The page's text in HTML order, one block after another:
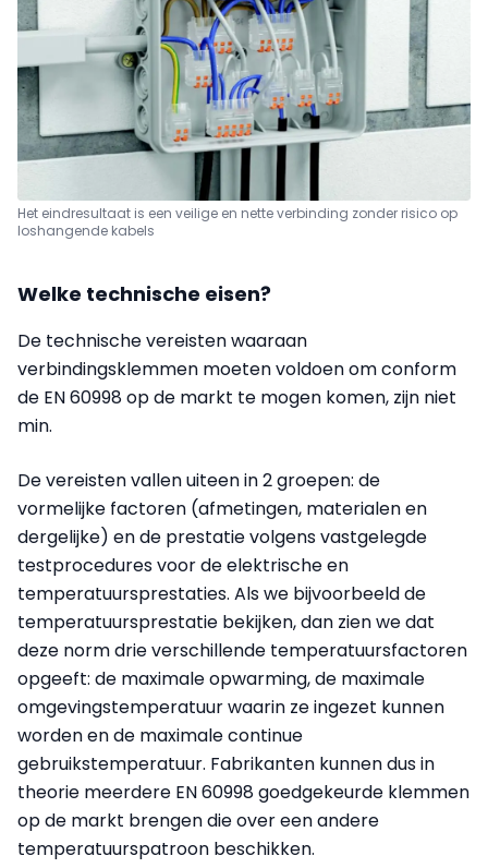
Het eindresultaat is een veilige en nette verbinding zonder risico op
loshangende kabels
Welke technische eisen?
De technische vereisten waaraan
verbindingsklemmen moeten voldoen om conform
de EN 60998 op de markt te mogen komen, zijn niet
min.
De vereisten vallen uiteen in 2 groepen: de
vormelijke factoren (afmetingen, materialen en
dergelijke) en de prestatie volgens vastgelegde
testprocedures voor de elektrische en
temperatuursprestaties. Als we bijvoorbeeld de
temperatuursprestatie bekijken, dan zien we dat
deze norm drie verschillende temperatuursfactoren
opgeeft: de maximale opwarming, de maximale
omgevingstemperatuur waarin ze ingezet kunnen
worden en de maximale continue
gebruikstemperatuur. Fabrikanten kunnen dus in
theorie meerdere EN 60998 goedgekeurde klemmen
op de markt brengen die over een andere
temperatuurspatroon beschikken.